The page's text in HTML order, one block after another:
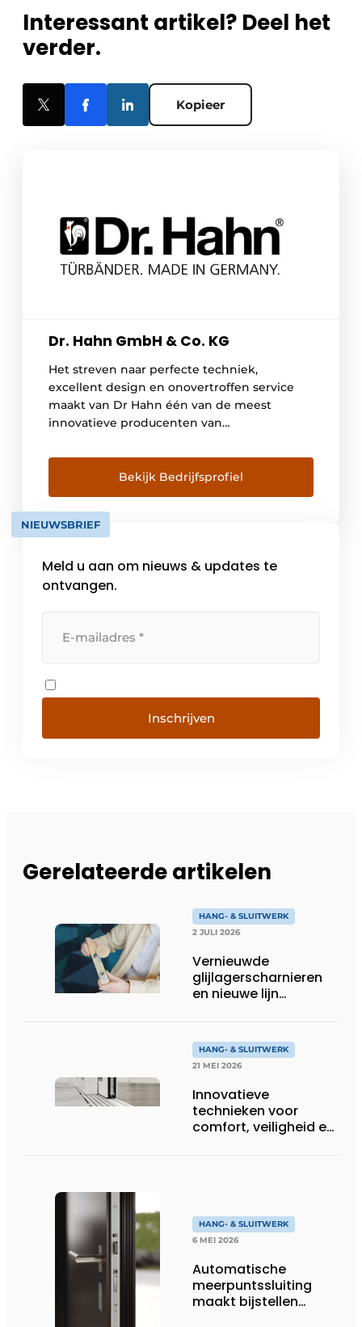
Interessant artikel? Deel het
verder.
Kopieer
Dr. Hahn GmbH & Co. KG
Het streven naar perfecte techniek,
excellent design en onovertroffen service
maakt van Dr Hahn één van de meest
innovatieve producenten van
kunststofprofielen. Met een exportaandeel
van om en bij de 60% kan Dr Hahn ook tot
één van de sterke internationale merken
gerekend worden. Deurproducenten over
de hele wereld kunnen beroep […]
Bekijk Bedrijfsprofiel
NIEUWSBRIEF
Meld u aan om nieuws & updates te
ontvangen.
Inschrijven
Gerelateerde artikelen
HANG- & SLUITWERK
2 JULI 2026
Vernieuwde
glijlagerscharnieren
en nieuwe lijn
HANG- & SLUITWERK
21 MEI 2026
Innovatieve
technieken voor
comfort, veiligheid en
HANG- & SLUITWERK
6 MEI 2026
Automatische
meerpuntssluiting
maakt bijstellen